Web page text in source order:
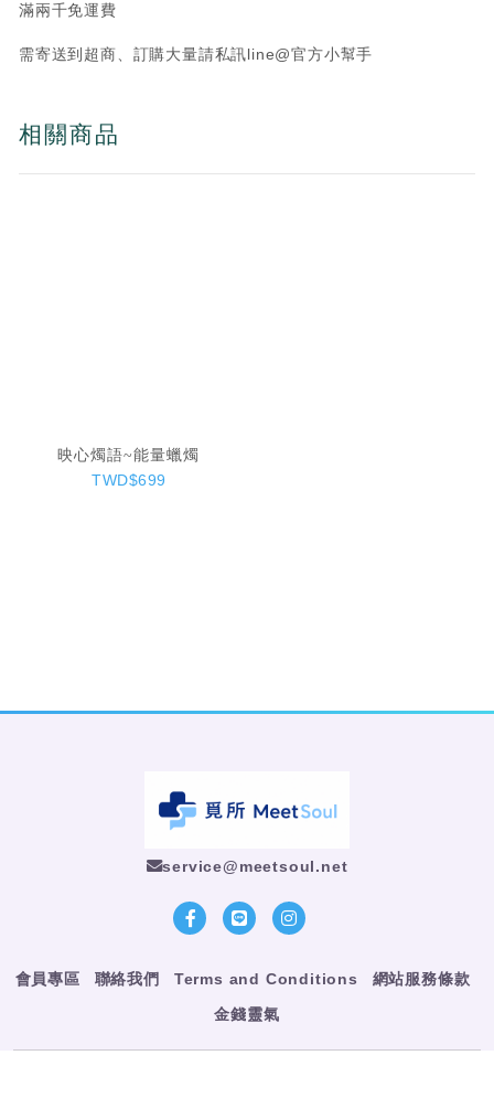
滿兩千免運費
需寄送到超商、訂購大量請私訊line@官方小幫手
相關商品
映心燭語~能量蠟燭
TWD$699
service@meetsoul.net
會員專區 聯絡我們 Terms and Conditions
網站服務條款
金錢靈氣